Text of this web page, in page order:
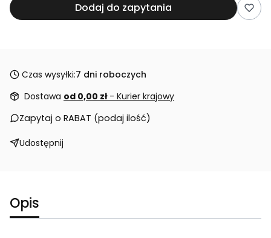
Dodaj do zapytania
Czas wysyłki:7 dni roboczych
Dostawa od 0,00 zł - Kurier krajowy
Zapytaj o RABAT (podaj ilość)
Udostępnij
Opis